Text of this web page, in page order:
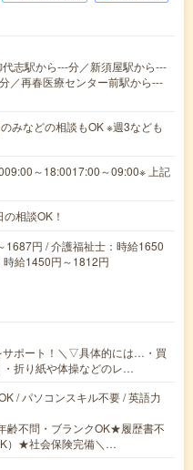
志駅から---分／新須屋駅から---
／再春医療センター前駅から---
みなどの相談もOK ※週3なども
～18:0017:00～09:00※ 上記
相談OK！
1687円 / 介護福祉士：時給1650
給1450円～1812円
サポート！＼▽具体的には…・買
折り紙や体操などのレ…
/ パソコンスキル不要 / 英語力
齢不問・ブランクOK★履歴書不
）★社会保険完備＼…